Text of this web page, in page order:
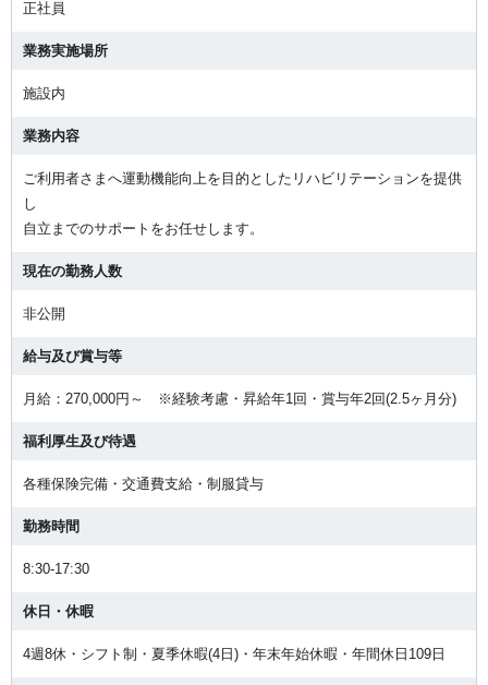
正社員
業務実施場所
施設内
業務内容
ご利用者さまへ運動機能向上を目的としたリハビリテーションを提供
し
自立までのサポートをお任せします。
現在の勤務人数
非公開
給与及び賞与等
月給：270,000円～ ※経験考慮・昇給年1回・賞与年2回(2.5ヶ月分)
福利厚生及び待遇
各種保険完備・交通費支給・制服貸与
勤務時間
8:30-17:30
休日・休暇
4週8休・シフト制・夏季休暇(4日)・年末年始休暇・年間休日109日